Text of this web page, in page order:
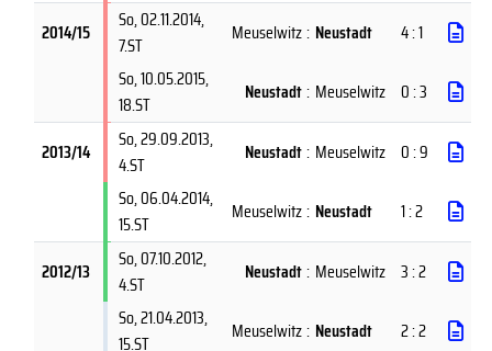
2014/15 So, 02.11.2014,
7.ST
Meuselwitz: Neustadt
4 : 1
So, 10.05.2015,
18.ST
Neustadt: Meuselwitz 0 : 3
2013/14 So, 29.09.2013,
4.ST
Neustadt: Meuselwitz 0 : 9
So, 06.04.2014,
15.ST
Meuselwitz: Neustadt 1 : 2
2012/13 So, 07.10.2012,
4.ST
Neustadt: Meuselwitz 3 : 2
So, 21.04.2013,
15.ST
Meuselwitz: Neustadt 2 : 2